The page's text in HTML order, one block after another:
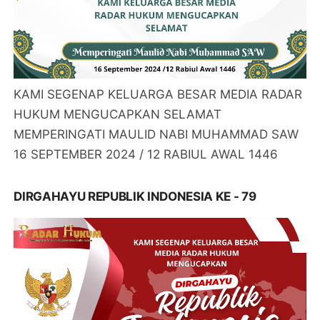
KAMI SEGENAP KELUARGA BESAR MEDIA RADAR
HUKUM MENGUCAPKAN SELAMAT
MEMPERINGATI MAULID NABI MUHAMMAD SAW
16 SEPTEMBER 2024 / 12 RABIUL AWAL 1446
DIRGAHAYU REPUBLIK INDONESIA KE - 79